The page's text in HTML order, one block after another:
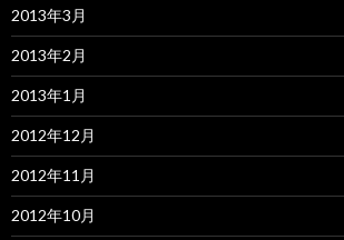
2013年3月
2013年2月
2013年1月
2012年12月
2012年11月
2012年10月